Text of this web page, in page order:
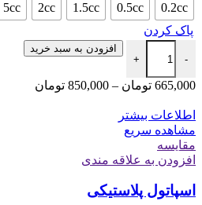
0.2cc
0.5cc
1.5cc
2cc
5cc
پاک کردن
-
+
افزودن به سبد خرید
665,000 تومان –
850,000 تومان
اطلاعات بیشتر
مشاهده سریع
مقایسه
افزودن به علاقه مندی
اسپاتول پلاستیکی